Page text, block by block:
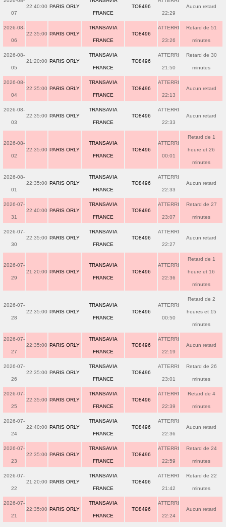
07
22:40:00 PARIS ORLY
FRANCE
TO8496
22:29
Aucun retard
2026-08-
06
22:35:00 PARIS ORLY
TRANSAVIA
FRANCE
TO8496
ATTERRI
23:26
Retard de 51
minutes
2026-08-
05
21:20:00 PARIS ORLY
TRANSAVIA
FRANCE
TO8496
ATTERRI
21:50
Retard de 30
minutes
2026-08-
04
22:35:00 PARIS ORLY
TRANSAVIA
FRANCE
TO8496
ATTERRI
22:13
Aucun retard
2026-08-
03
22:35:00 PARIS ORLY
TRANSAVIA
FRANCE
TO8496
ATTERRI
22:33
Aucun retard
2026-08-
02
22:35:00 PARIS ORLY
TRANSAVIA
FRANCE
TO8496
ATTERRI
00:01
Retard de 1
heure et 26
minutes
2026-08-
01
22:35:00 PARIS ORLY
TRANSAVIA
FRANCE
TO8496
ATTERRI
22:33
Aucun retard
2026-07-
31
22:40:00 PARIS ORLY
TRANSAVIA
FRANCE
TO8496
ATTERRI
23:07
Retard de 27
minutes
2026-07-
30
22:35:00 PARIS ORLY
TRANSAVIA
FRANCE
TO8496
ATTERRI
22:27
Aucun retard
2026-07-
29
21:20:00 PARIS ORLY
TRANSAVIA
FRANCE
TO8496
ATTERRI
22:36
Retard de 1
heure et 16
minutes
2026-07-
28
22:35:00 PARIS ORLY
TRANSAVIA
FRANCE
TO8496
ATTERRI
00:50
Retard de 2
heures et 15
minutes
2026-07-
27
22:35:00 PARIS ORLY
TRANSAVIA
FRANCE
TO8496
ATTERRI
22:19
Aucun retard
2026-07-
26
22:35:00 PARIS ORLY
TRANSAVIA
FRANCE
TO8496
ATTERRI
23:01
Retard de 26
minutes
2026-07-
25
22:35:00 PARIS ORLY
TRANSAVIA
FRANCE
TO8496
ATTERRI
22:39
Retard de 4
minutes
2026-07-
24
22:40:00 PARIS ORLY
TRANSAVIA
FRANCE
TO8496
ATTERRI
22:36
Aucun retard
2026-07-
23
22:35:00 PARIS ORLY
TRANSAVIA
FRANCE
TO8496
ATTERRI
22:59
Retard de 24
minutes
2026-07-
22
21:20:00 PARIS ORLY
TRANSAVIA
FRANCE
TO8496
ATTERRI
21:42
Retard de 22
minutes
2026-07-
21
22:35:00 PARIS ORLY
TRANSAVIA
FRANCE
TO8496
ATTERRI
22:24
Aucun retard